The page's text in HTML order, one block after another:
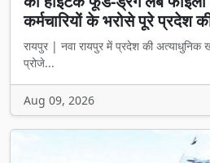
कर्मचारियों के भरोसे पूरे प्रदेश
रायपुर | नवा रायपुर में प्रदेश की अत्याधुनिक
प्रोजे...
Aug 09, 2026